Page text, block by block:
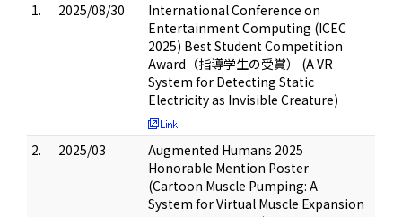
1.
2025/08/30
International Conference on
Entertainment Computing (ICEC
2025) Best Student Competition
Award（指導学生の受賞） (A VR
System for Detecting Static
Electricity as Invisible Creature)
2. 2025/03
Augmented Humans 2025
Honorable Mention Poster
(Cartoon Muscle Pumping: A
System for Virtual Muscle Expansion